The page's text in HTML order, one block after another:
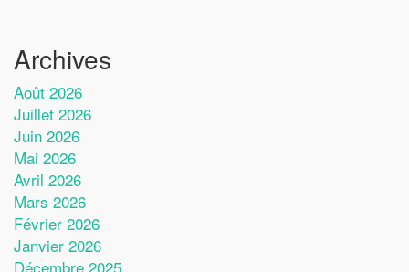
Archives
Août 2026
Juillet 2026
Juin 2026
Mai 2026
Avril 2026
Mars 2026
Février 2026
Janvier 2026
Décembre 2025